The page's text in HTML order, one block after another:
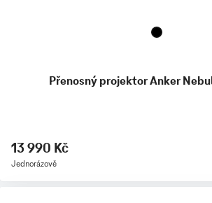
Přenosný projektor Anker
13 990 Kč
Jednorázově